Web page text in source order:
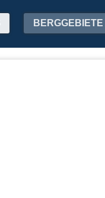
BERGGEBIETE